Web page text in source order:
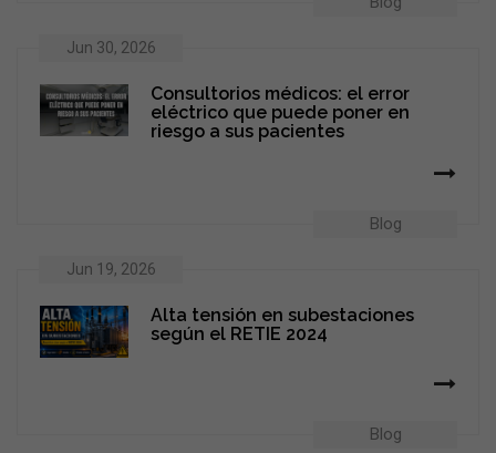
Jun 30, 2026
Blog
Consultorios médicos: el error
eléctrico que puede poner en
riesgo a sus pacientes
Jun 19, 2026
Blog
Alta tensión en subestaciones
según el RETIE 2024